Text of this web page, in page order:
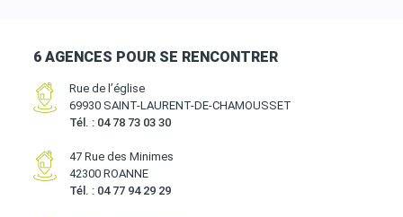
6 AGENCES POUR SE RENCONTRER
Rue de l’église
69930 SAINT-LAURENT-DE-CHAMOUSSET
Tél. : 04 78 73 03 30
47 Rue des Minimes
42300 ROANNE
Tél. : 04 77 94 29 29